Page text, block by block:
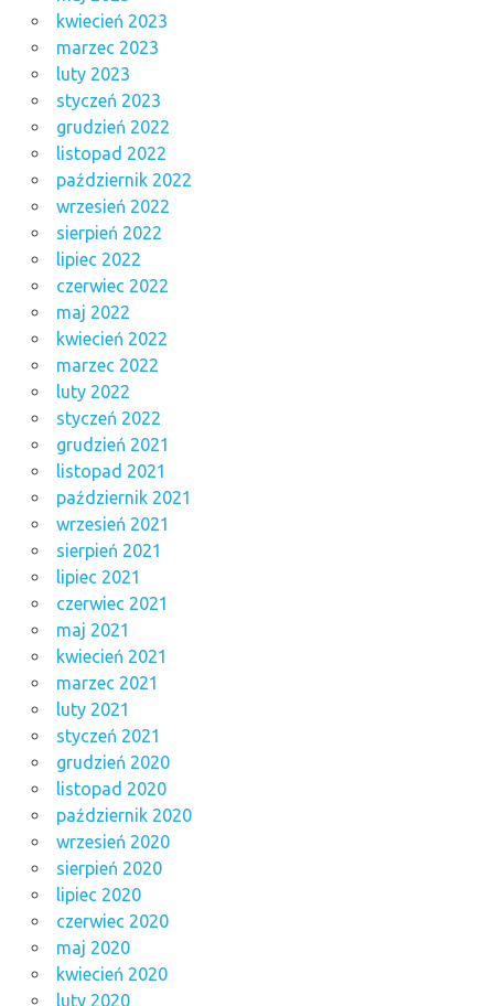
kwiecień 2023
marzec 2023
luty 2023
styczeń 2023
grudzień 2022
listopad 2022
październik 2022
wrzesień 2022
sierpień 2022
lipiec 2022
czerwiec 2022
maj 2022
kwiecień 2022
marzec 2022
luty 2022
styczeń 2022
grudzień 2021
listopad 2021
październik 2021
wrzesień 2021
sierpień 2021
lipiec 2021
czerwiec 2021
maj 2021
kwiecień 2021
marzec 2021
luty 2021
styczeń 2021
grudzień 2020
listopad 2020
październik 2020
wrzesień 2020
sierpień 2020
lipiec 2020
czerwiec 2020
maj 2020
kwiecień 2020
luty 2020